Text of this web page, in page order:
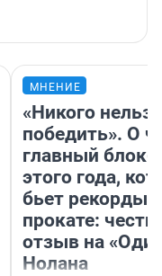
МНЕНИЕ
«Никого нельзя
победить». О
главный
этого года,
бьет рекорды в
прокате:
отзыв на
Нолана